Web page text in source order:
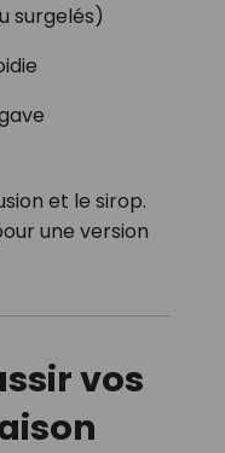
surgelés)
et le sirop.
une version
vos